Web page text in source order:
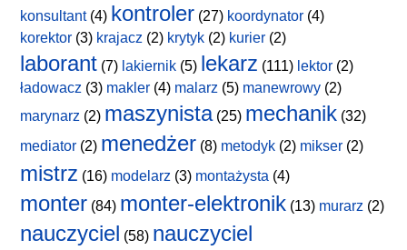
konsultant(4) kontroler (27) koordynator (4)
korektor (3) krajacz (2) krytyk (2) kurier (2)
laborant (7) lakiernik (5) lekarz (111) lektor (2)
ładowacz (3) makler (4) malarz (5) manewrowy (2)
marynarz (2) maszynista(25) mechanik (32)
mediator (2) menedżer (8) metodyk (2) mikser (2)
mistrz (16) modelarz (3) montażysta (4)
monter (84) monter-elektronik (13) murarz (2)
nauczyciel (58) nauczyciel